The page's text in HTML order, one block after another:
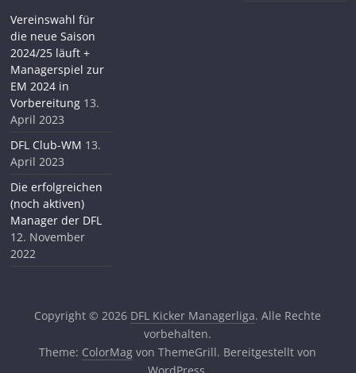
Vereinswahl für
die neue Saison
2024/25 läuft +
Managerspiel zur
EM 2024 in
Vorbereitung 13.
April 2023
DFL Club-WM 13.
April 2023
Die erfolgreichen
(noch aktiven)
Manager der DFL
12. November
2022
Copyright © 2026 DFL Kicker Managerliga. Alle Rechte
vorbehalten.
Theme: ColorMag von ThemeGrill. Bereitgestellt von
WordPress